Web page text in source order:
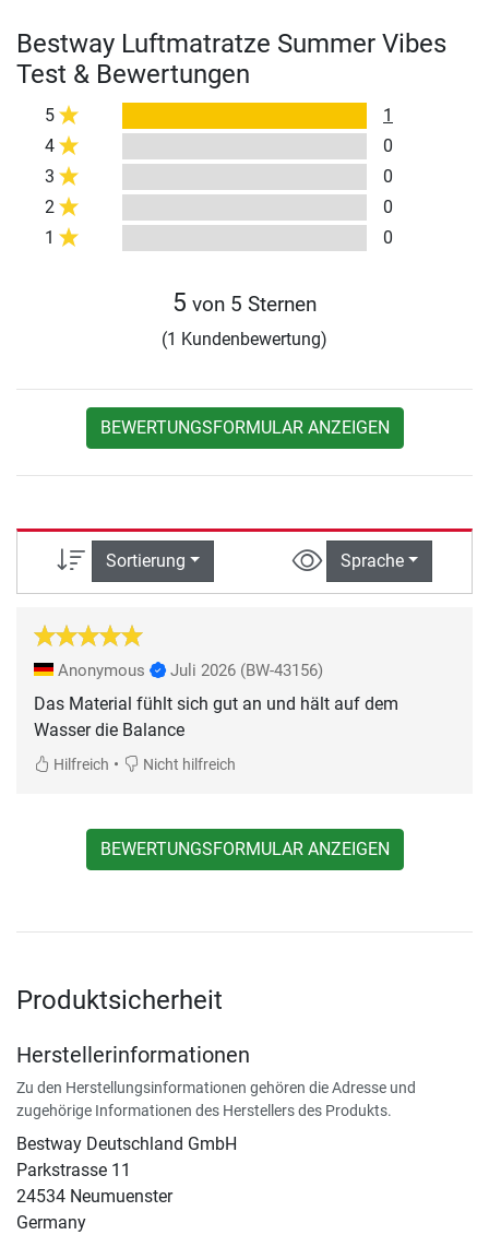
Bestway Luftmatratze Summer Vibes
Test & Bewertungen
5
1
4
0
3
0
2
0
1
0
5 von 5 Sternen
(1 Kundenbewertung)
BEWERTUNGSFORMULAR ANZEIGEN
Sortierung Sprache
Anonymous Juli 2026 (BW-43156)
Das Material fühlt sich gut an und hält auf dem
Wasser die Balance
Hilfreich • Nicht hilfreich
BEWERTUNGSFORMULAR ANZEIGEN
Produktsicherheit
Herstellerinformationen
Zu den Herstellungsinformationen gehören die Adresse und
zugehörige Informationen des Herstellers des Produkts.
Bestway Deutschland GmbH
Parkstrasse 11
24534 Neumuenster
Germany